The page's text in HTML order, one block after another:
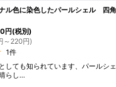
ル色に染色したパールシェル 四
円(税別)
～220円)
1件
しても知られています、パールシ
らし…